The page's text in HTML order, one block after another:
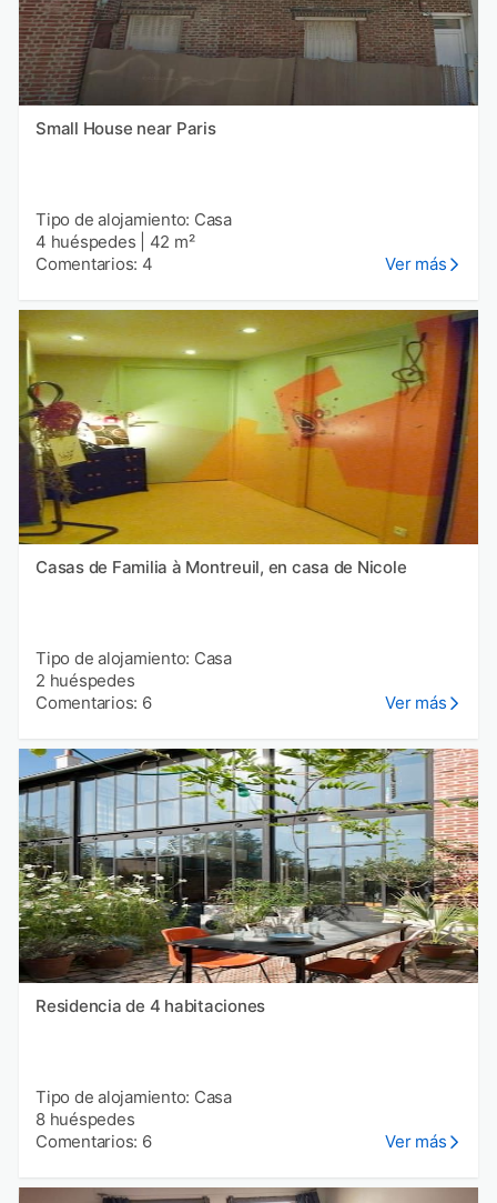
Small House near Paris
Tipo de alojamiento: Casa
4 huéspedes
42 m²
Comentarios: 4
Ver más
Casas de Familia à Montreuil, en casa de Nicole
Tipo de alojamiento: Casa
2 huéspedes
Comentarios: 6
Ver más
Residencia de 4 habitaciones
Tipo de alojamiento: Casa
8 huéspedes
Comentarios: 6
Ver más